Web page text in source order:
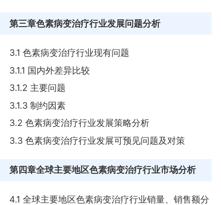
第三章色素病变治疗行业发展问题分析
3.1 色素病变治疗行业现有问题
3.1.1 国内外差异比较
3.1.2 主要问题
3.1.3 制约因素
3.2 色素病变治疗行业发展策略分析
3.3 色素病变治疗行业发展可预见问题及对策
第四章全球主要地区色素病变治疗行业市场分析
4.1 全球主要地区色素病变治疗行业销量、销售额分